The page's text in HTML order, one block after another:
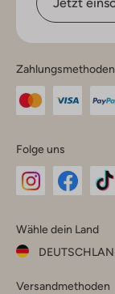
Zahlungsmethoden
Folge uns
Instagram
Wähle dein Land
dein
Versandmethoden